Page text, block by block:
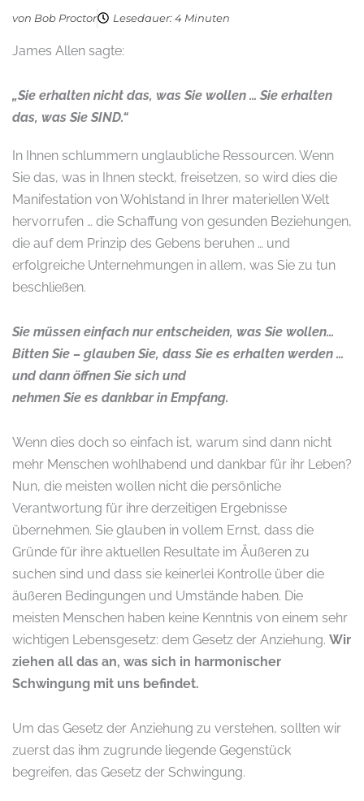
von Bob Proctor Lesedauer: 4 Minuten
James Allen sagte:
„Sie erhalten nicht das, was Sie wollen … Sie erhalten
das, was Sie SIND.“
In Ihnen schlummern unglaubliche Ressourcen. Wenn
Sie das, was in Ihnen steckt, freisetzen, so wird dies die
Manifestation von Wohlstand in Ihrer materiellen Welt
hervorrufen … die Schaffung von gesunden Beziehungen,
die auf dem Prinzip des Gebens beruhen … und
erfolgreiche Unternehmungen in allem, was Sie zu tun
beschließen.
Sie müssen einfach nur entscheiden, was Sie wollen…
Bitten Sie – glauben Sie, dass Sie es erhalten werden …
und dann öffnen Sie sich und
nehmen Sie es dankbar in Empfang.
Wenn dies doch so einfach ist, warum sind dann nicht
mehr Menschen wohlhabend und dankbar für ihr Leben?
Nun, die meisten wollen nicht die persönliche
Verantwortung für ihre derzeitigen Ergebnisse
übernehmen. Sie glauben in vollem Ernst, dass die
Gründe für ihre aktuellen Resultate im Äußeren zu
suchen sind und dass sie keinerlei Kontrolle über die
äußeren Bedingungen und Umstände haben. Die
meisten Menschen haben keine Kenntnis von einem sehr
wichtigen Lebensgesetz: dem Gesetz der Anziehung. Wir
ziehen all das an, was sich in harmonischer
Schwingung mit uns befindet.
Um das Gesetz der Anziehung zu verstehen, sollten wir
zuerst das ihm zugrunde liegende Gegenstück
begreifen, das Gesetz der Schwingung.